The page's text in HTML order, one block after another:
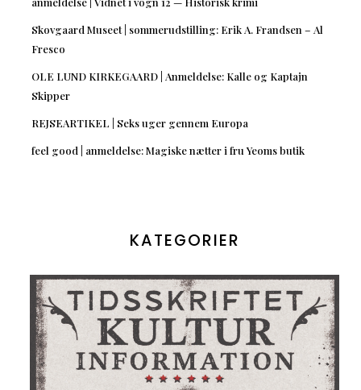
Skovgaard Museet | sommerudstilling: Erik A. Frandsen – Al
Fresco
OLE LUND KIRKEGAARD | Anmeldelse: Kalle og Kaptajn
Skipper
REJSEARTIKEL | Seks uger gennem Europa
feel good | anmeldelse: Magiske nætter i fru Yeoms butik
KATEGORIER